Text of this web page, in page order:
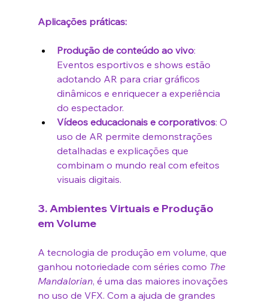
Aplicações práticas:
Produção de conteúdo ao vivo:
Eventos esportivos e shows estão
adotando AR para criar gráficos
dinâmicos e enriquecer a experiência
do espectador.
Vídeos educacionais e corporativos: O
uso de AR permite demonstrações
detalhadas e explicações que
combinam o mundo real com efeitos
visuais digitais.
3. Ambientes Virtuais e Produção
em Volume
A tecnologia de produção em volume, que
ganhou notoriedade com séries como The
Mandalorian, é uma das maiores inovações
no uso de VFX. Com a ajuda de grandes